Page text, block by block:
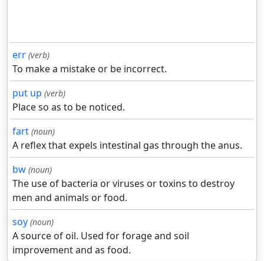
err (verb)
To make a mistake or be incorrect.
put up (verb)
Place so as to be noticed.
fart (noun)
A reflex that expels intestinal gas through the anus.
bw (noun)
The use of bacteria or viruses or toxins to destroy
men and animals or food.
soy (noun)
A source of oil. Used for forage and soil
improvement and as food.